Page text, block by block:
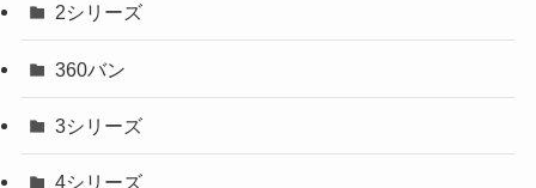
2シリーズ
360バン
3シリーズ
4シリーズ